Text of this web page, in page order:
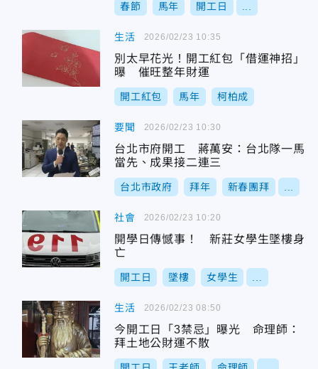
春節 馬年 開工日
生活
別太早花光！開工紅包「借運神招」
曝 催旺整年財運
開工紅包 馬年 柯柏成
2026/02/23 10:35
要聞
台北市府開工 蔣萬安：台北隊一馬
當先、成果接二連三
台北市政府 拜年 新春團拜
2026/02/23 10:30
社會
開學日傳憾事！ 新莊女學生墜樓身
亡
開工日 墜樓 女學生
2026/02/23 10:20
生活
今開工日「3禁忌」曝光 命理師：
拜土地公財運不散
2026/02/23 08:50